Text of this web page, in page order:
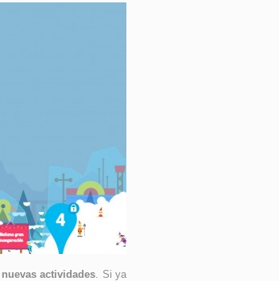
nuevas actividades. Si ya